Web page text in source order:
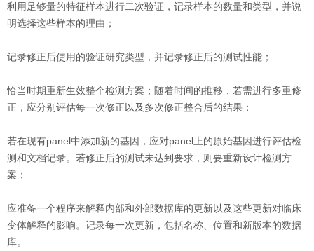
利用足够量的特征样本进行二次验证，记录样本的数量和类型，并说
明选择这些样本的理由；
记录修正后使用的验证研究类型，并记录修正后的测试性能；
恰当时期重新生效整个检测方案；随着时间的推移，若需进行多重修
正，应分别评估每一次修正以及多次修正整合后的结果；
若在现有panel中添加新的基因，应对panel上的原始基因进行评估检
测和文档记录。若修正后的测试未达到要求，则要重新设计检测方
案；
应准备一个程序来解释内部和外部数据库的更新以及这些更新对临床
变体解释的影响。记录每一次更新，包括名称、位置和新版本的数据
库。